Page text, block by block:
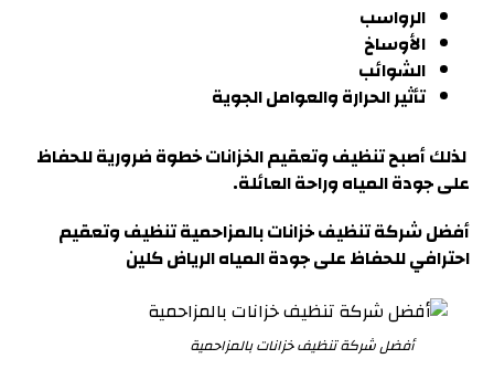
الرواسب
الأوساخ
الشوائب
تأثير الحرارة والعوامل الجوية
لذلك أصبح تنظيف وتعقيم الخزانات خطوة ضرورية للحفاظ
على جودة المياه وراحة العائلة.
أفضل شركة تنظيف خزانات بالمزاحميةتنظيف وتعقيم
احترافي للحفاظ على جودة المياه الرياض كلين
أفضل شركة تنظيف خزانات بالمزاحمية